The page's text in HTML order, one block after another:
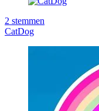
2 stemmen
CatDog